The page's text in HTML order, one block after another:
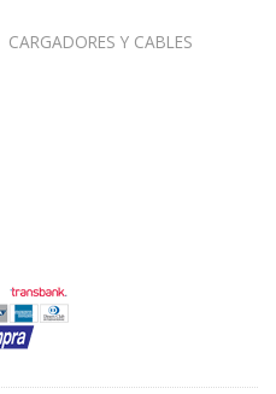
CARGADORES Y CABLES